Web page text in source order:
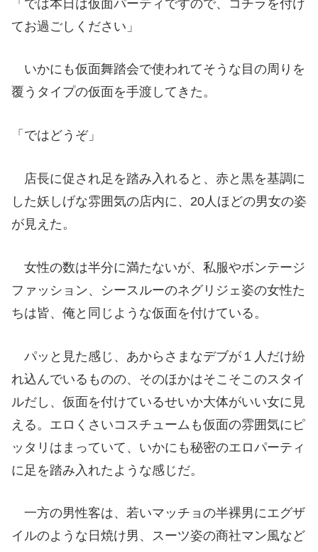
「では本日は仮面パーティですので、コチラを付け
てお過ごしください」
いかにも仮面舞踏会で使われてそうな目の周りを
覆うタイプの仮面を手渡してきた。
「ではどうぞ」
店長に促され足を踏み入れると、赤と黒を基調に
した妖しげな雰囲気の店内に、20人ほどの男女の姿
が見えた。
女性の数は半分に満たないが、私服やボンテージ
ファッション、シースルーのネグリジェ姿の女性た
ちは皆、俺と同じような仮面を付けている。
パッと見た感じ、あからさまなデブが１人だけ紛
れ込んでいるものの、そのほかはそこそこのスタイ
ルだし、仮面を付けているせいか大体がいい女に見
える。エロくさいコスチュームも仮面の雰囲気にピ
ッタリはまっていて、いかにも秘密のエロパーティ
に足を踏み入れたような感じだ。
一方の男性客は、若いマッチョの半裸男にエグザ
イルのような日焼け男、スーツ姿の商社マン風など